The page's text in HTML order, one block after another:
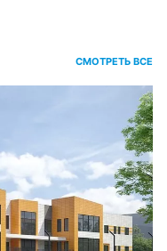
СМОТРЕТЬ ВСЕ